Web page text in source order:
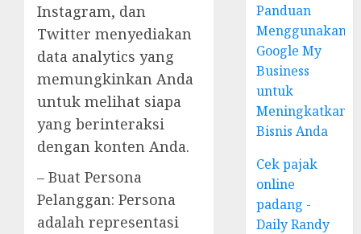
Instagram, dan
Twitter menyediakan
data analytics yang
memungkinkan Anda
untuk melihat siapa
yang berinteraksi
dengan konten Anda.
– Buat Persona
Pelanggan: Persona
adalah representasi
Panduan
Menggunakan
Google My
Business
untuk
Meningkatkan
Bisnis Anda
Cek pajak
online
padang -
Daily Randy